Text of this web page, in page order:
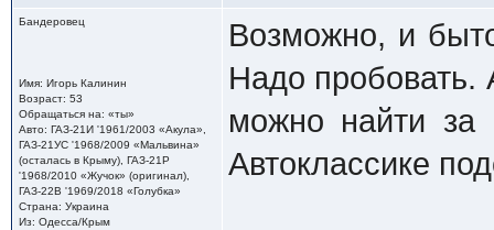
Бандеровец
Имя: Игорь Калинин
Возраст: 53
Обращаться на: «ты»
Авто: ГАЗ-21И '1961/2003 «Акула»,
ГАЗ-21УС '1968/2009 «Мальвина»
(осталась в Крыму), ГАЗ-21Р
'1968/2010 «Жучок» (оригинал),
ГАЗ-22В '1969/2018 «Голубка»
Страна: Украина
Из: Одесса/Крым
Возможно, и
Надо пробовать.
можно найти за
Автоклассике